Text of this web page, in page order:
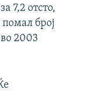
7,2 отсто,
број
2003